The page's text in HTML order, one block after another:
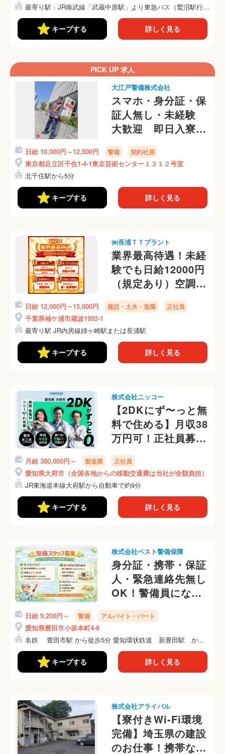
最寄り駅：JR南武線「武蔵中原駅」より東急バス（鷲沼駅行
き）...
キープする 詳しく見る
PICK UP 求人
大江戸警備株式会社
スマホ・身分証・保
証人無し・未経験
大歓迎 即日入寮
可 ※交通費が無く
迎えが必要な方は通
話にて面接
日給 10,000円～12,500円 警備 契約社員
東京都足立区千住1-4-1東京芸術センター１３１２号室
北千住駅から5分
キープする 詳しく見る
㈱長浦ＴＴプラント
業界最高待遇！未経
験でも日給12000円
（規定あり）空調服
無料貸与！
日給 12,000円～15,000円 建設・土木・造園 正社員
千葉県袖ケ浦市蔵波1992-1
最寄り駅 JR内房線姉ヶ崎駅または長浦駅
キープする 詳しく見る
株式会社ニッコー
【2DKにず〜っと無
料で住める】月収38
万円可！正社員募集
◎中卒・高卒の社員
活躍中！就業先まで
0円で移動
OK◎(285-1)
月給 380,000円～ 製造業 正社員
愛知県大府市（全国各地からの移動交通費は当社が全額負担）
JR東海道本線大府駅から自動車で約9分
キープする 詳しく見る
株式会社ベスト警備保障
身分証・携帯・保証
人・緊急連絡先無し
OK！警備員になろ
う！！
日給 9,200円～ 警備 アルバイト・パート
愛知県豊田市小坂本町4-8
名鉄 豊田市駅 から徒歩5分 愛知環状鉄道 新豊田駅 か...
キープする 詳しく見る
株式会社アライバル
【寮付きWi-Fi環境
完備】埼玉県の建設
のお仕事！携帯な